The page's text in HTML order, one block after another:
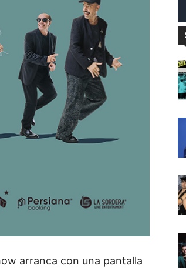
arranca con una pantalla